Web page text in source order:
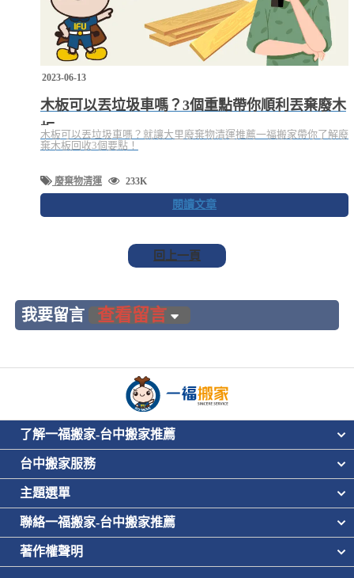
2023-06-13
木板可以丟垃圾車嗎？3個重點帶你順利丟棄廢木
板
木板可以丟垃圾車嗎？就讓大里廢棄物清運推薦一福搬家帶你了解廢
棄木板回收3個要點！
廢棄物清運 233K
閱讀文章
回上一頁
我要留言 查看留言
了解一福搬家-台中搬家推薦
台中搬家服務
主題選單
聯絡一福搬家-台中搬家推薦
著作權聲明